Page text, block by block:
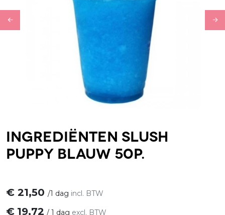
Previous
Ingrediënten Slush
Puppy Blauw 50p.
€ 21,50 /1 dag incl. BTW
€ 19,72 / 1 dag excl. BTW